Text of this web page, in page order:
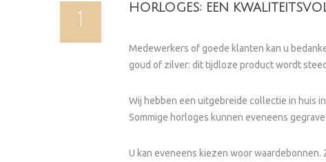
1
HORLOGES: EEN
Medewerkers of goede klanten kan u
goud of zilver: dit tijdloze product wordt
Wij hebben een uitgebreide collectie in huis
Sommige horloges kunnen eveneens
U kan eveneens kiezen woor